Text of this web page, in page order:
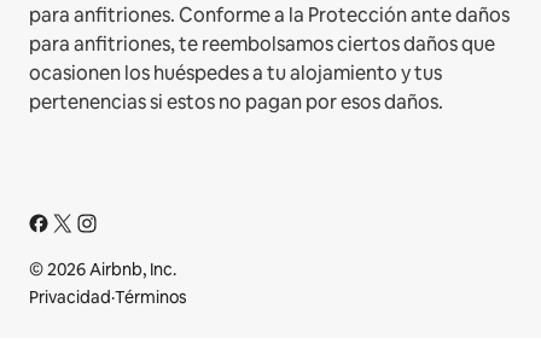
para anfitriones. Conforme a la Protección ante daños
para anfitriones, te reembolsamos ciertos daños que
ocasionen los huéspedes a tu alojamiento y tus
pertenencias si estos no pagan por esos daños.
© 2026 Airbnb, Inc.
Privacidad·Términos